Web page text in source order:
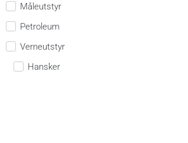
Måleutstyr
Petroleum
Verneutstyr
Hansker